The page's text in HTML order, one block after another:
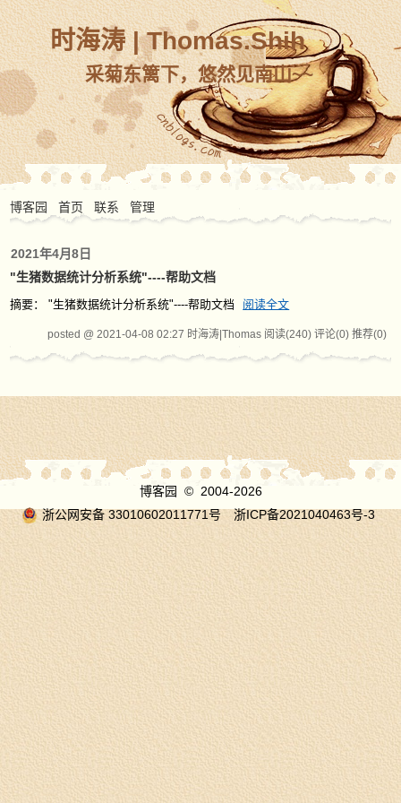
时海涛 | Thomas.Shih
采菊东篱下，悠然见南山~~
博客园 首页 联系 管理
2021年4月8日
"生猪数据统计分析系统"----帮助文档
摘要： "生猪数据统计分析系统"----帮助文档 阅读全文
posted @ 2021-04-08 02:27 时海涛|Thomas 阅读(240) 评论(0) 推荐(0)
博客园
© 2004-2026
浙公网安备 33010602011771号
浙ICP备2021040463号-3